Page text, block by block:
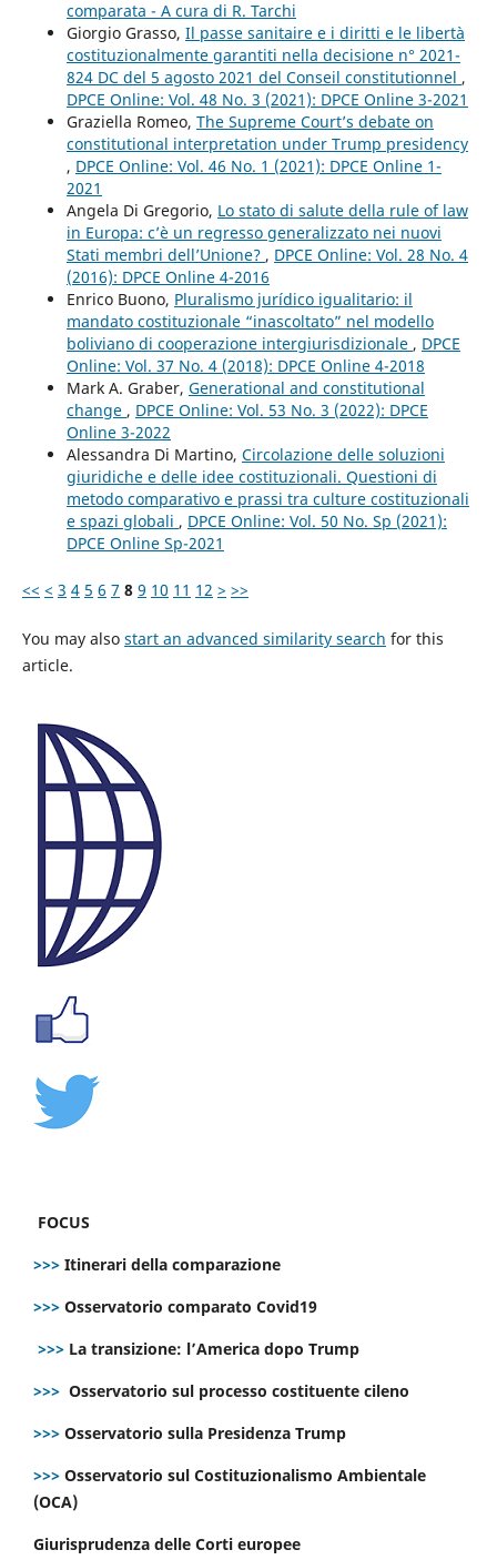
comparata - A cura di R. Tarchi
Giorgio Grasso, Il passe sanitaire e i diritti e le libertà
costituzionalmente garantiti nella decisione n° 2021-
824 DC del 5 agosto 2021 del Conseil constitutionnel ,
DPCE Online: Vol. 48 No. 3 (2021): DPCE Online 3-2021
Graziella Romeo, The Supreme Court’s debate on
constitutional interpretation under Trump presidency
, DPCE Online: Vol. 46 No. 1 (2021): DPCE Online 1-
2021
Angela Di Gregorio, Lo stato di salute della rule of law
in Europa: c’è un regresso generalizzato nei nuovi
Stati membri dell’Unione? , DPCE Online: Vol. 28 No. 4
(2016): DPCE Online 4-2016
Enrico Buono, Pluralismo jurídico igualitario: il
mandato costituzionale “inascoltato” nel modello
boliviano di cooperazione intergiurisdizionale , DPCE
Online: Vol. 37 No. 4 (2018): DPCE Online 4-2018
Mark A. Graber, Generational and constitutional
change , DPCE Online: Vol. 53 No. 3 (2022): DPCE
Online 3-2022
Alessandra Di Martino, Circolazione delle soluzioni
giuridiche e delle idee costituzionali. Questioni di
metodo comparativo e prassi tra culture costituzionali
e spazi globali , DPCE Online: Vol. 50 No. Sp (2021):
DPCE Online Sp-2021
<< < 3 4 5 6 7 8 9 10 11 12 > >>
You may also start an advanced similarity search for this
article.
FOCUS
>>> Itinerari della comparazione
>>> Osservatorio comparato Covid19
>>> La transizione: l’America dopo Trump
>>> Osservatorio sul processo costituente cileno
>>> Osservatorio sulla Presidenza Trump
>>> Osservatorio sul Costituzionalismo Ambientale
(OCA)
Giurisprudenza delle Corti europee